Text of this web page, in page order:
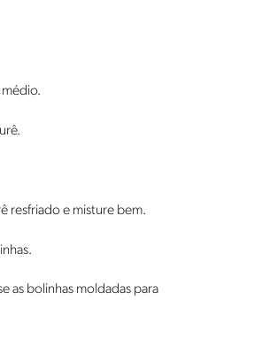
resfriado e misture bem.
as bolinhas moldadas para